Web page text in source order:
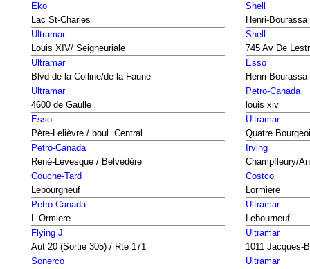
Eko
Lac St-Charles
Shell
Henri-
Ultramar
Louis XIV/ Seigneuriale
Shell
745 Av De
Ultramar
Blvd de la Colline/de la Faune
Esso
Henri-
Ultramar
4600 de Gaulle
Petro-Canada
louis xiv
Esso
Père-Lelièvre / boul. Central
Ultramar
Quatre
Petro-Canada
René-Lévesque / Belvédère
Irving
Champfleury/
Couche-Tard
Lebourgneuf
Costco
Lormiere
Petro-Canada
L Ormiere
Ultramar
Lebourneuf
Flying J
Aut 20 (Sortie 305) / Rte 171
Ultramar
1011 Jacques-
Sonerco
Ultramar